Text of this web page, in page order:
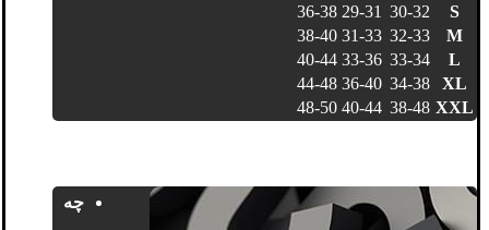
S
30-32
29-31
36-38
M
32-33
31-33
38-40
L
33-34
33-36
40-44
XL
34-38
36-40
44-48
XXL
38-48
40-44
48-50
چه